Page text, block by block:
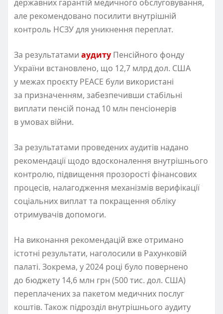
державних гарантій медичного обслуговування,
але рекомендовано посилити внутрішній
контроль НСЗУ для уникнення переплат.
За результатами аудиту Пенсійного фонду
України встановлено, що 12,7 млрд дол. США
у межах проєкту PEACE були використані
за призначенням, забезпечивши стабільні
виплати пенсій понад 10 млн пенсіонерів
в умовах війни.
За результатами проведених аудитів надано
рекомендації щодо вдосконалення внутрішнього
контролю, підвищення прозорості фінансових
процесів, налагодження механізмів верифікації
соціальних виплат та покращення обліку
отримувачів допомоги.
На виконання рекомендацій вже отримано
істотні результати, наголосили в Рахунковій
палаті. Зокрема, у 2024 році було повернено
до бюджету 14,6 млн грн (500 тис. дол. США)
переплачених за пакетом медичних послуг
коштів. Також підрозділ внутрішнього аудиту